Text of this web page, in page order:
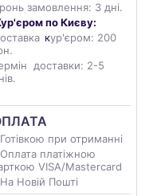
замовлення: 3 дні.
по Києву:
кур'єром: 200
доставки: 2-5
при отриманні
платіжною
VISA/Mastercard
Новій Пошті